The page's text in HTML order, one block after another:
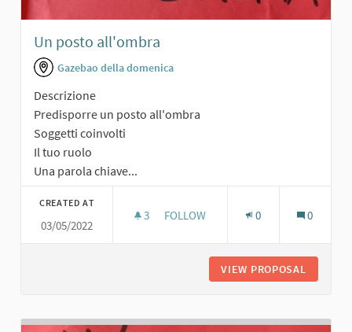
Un posto all'ombra
Gazebao della domenica
Descrizione
Predisporre un posto all'ombra
Soggetti coinvolti
Il tuo ruolo
Una parola chiave...
CREATED AT
03/05/2022
3 3 FOLLOWERS
FOLLOW 0 0
VIEW PROPOSAL